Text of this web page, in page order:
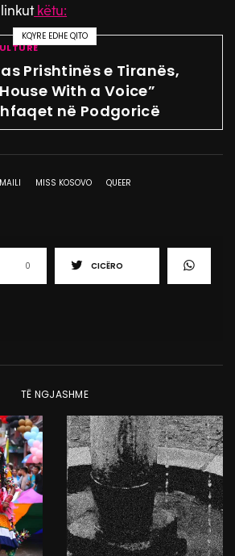
këtu:
KQYRE EDHE QITO
Prishtinës e Tiranës,
With a Voice”
në Podgoricë
MISS KOSOVO QUEER
0 CICËRO
TË NGJASHME